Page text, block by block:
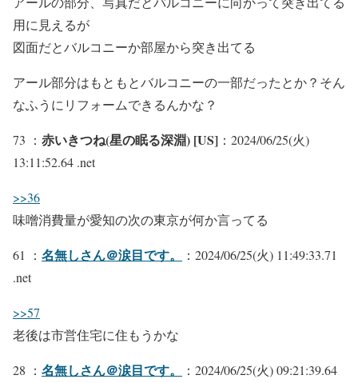
用に見えるが
図面だとバルコニーか部屋から突き出てる
アール部分はもともとバルコニーの一部だったとか？そん
なふうにリフォームできるんかな？
73 ： 赤いきつね(星の眠る深淵) [US] ：2024/06/25(火)
13:11:52.64 .net
>>36
味噌消費量が愛知の次の東京が何か言ってる
61 ： 名無しさん＠涙目です。
：2024/06/25(火) 11:49:33.71
.net
>>57
老後は市営住宅に住もうかな
28 ： 名無しさん＠涙目です。
：2024/06/25(火) 09:21:39.64